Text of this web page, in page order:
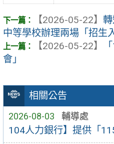
相關公告
2026-08-03 輔導處
104人力銀行】提供「
【2026-05-22】
中等學校辦理兩場「招生
【2026-05-22】
會」